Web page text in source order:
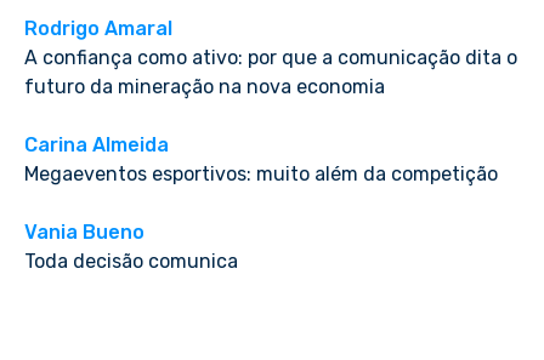
Rodrigo Amaral
A confiança como ativo: por que a comunicação dita o
futuro da mineração na nova economia
Carina Almeida
Megaeventos esportivos: muito além da competição
Vania Bueno
Toda decisão comunica